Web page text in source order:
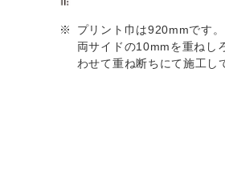
プリント巾は920mmです。
両サイドの10mmを重ねし
わせて重ね断ちにて施工し